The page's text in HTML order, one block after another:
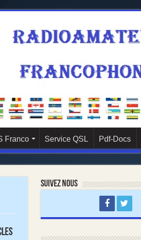
Franco Service QSL Pdf-Docs
Suivez nous